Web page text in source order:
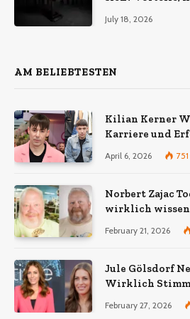
July 18, 2026
AM BELIEBTESTEN
Kilian Kerner
Karriere und
Modedesigners
April 6, 2026 751
Norbert Zajac
wirklich wissen
February 21, 2026
Jule Gölsdorf
Wirklich
February 27, 2026